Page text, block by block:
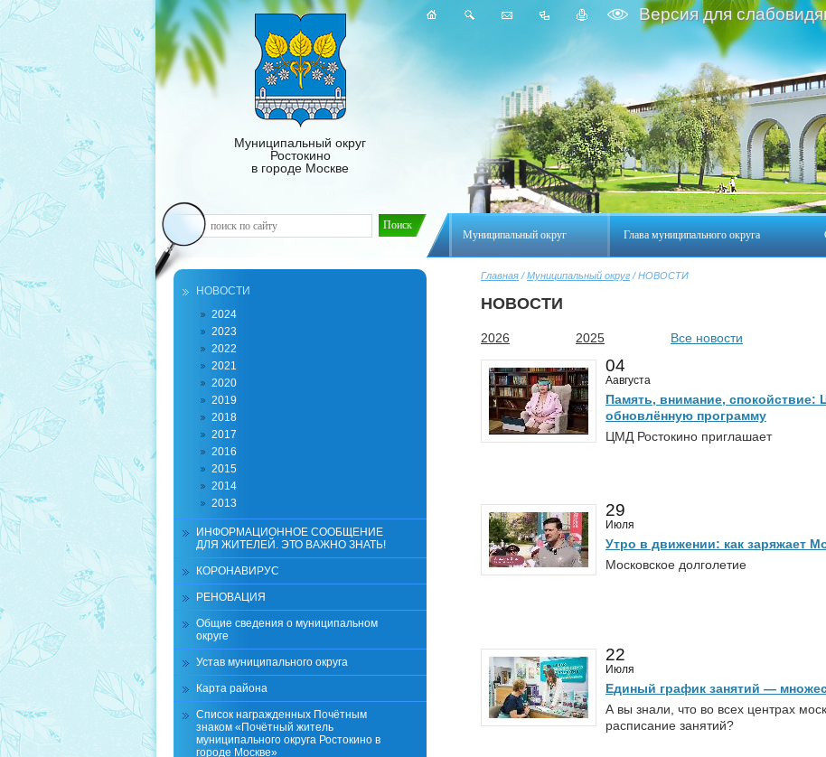
Муниципальный округ Глава муниципального округа
Муниципальный округ
Ростокино
в городе Москве
Версия для
Главная /Муниципальный округ / НОВОСТИ
НОВОСТИ
2026 2025 Все новости
04
Аавгуста
Память, внимание, спокойствие:
обновлённую программу
ЦМД Ростокино приглашает
29
Июля
Утро в движении: как заряжает
Московское долголетие
22
Июля
Единый график занятий —
А вы знали, что во всех центрах
расписание занятий?
НОВОСТИ
2024
2023
2022
2021
2020
2019
2018
2017
2016
2015
2014
2013
ИНФОРМАЦИОННОЕ СООБЩЕНИЕ
ДЛЯ ЖИТЕЛЕЙ. ЭТО ВАЖНО ЗНАТЬ!
КОРОНАВИРУС
РЕНОВАЦИЯ
Общие сведения о муниципальном
округе
Устав муниципального округа
Карта района
Список награжденных Почётным
знаком «Почётный житель
муниципального округа Ростокино в
городе Москве»